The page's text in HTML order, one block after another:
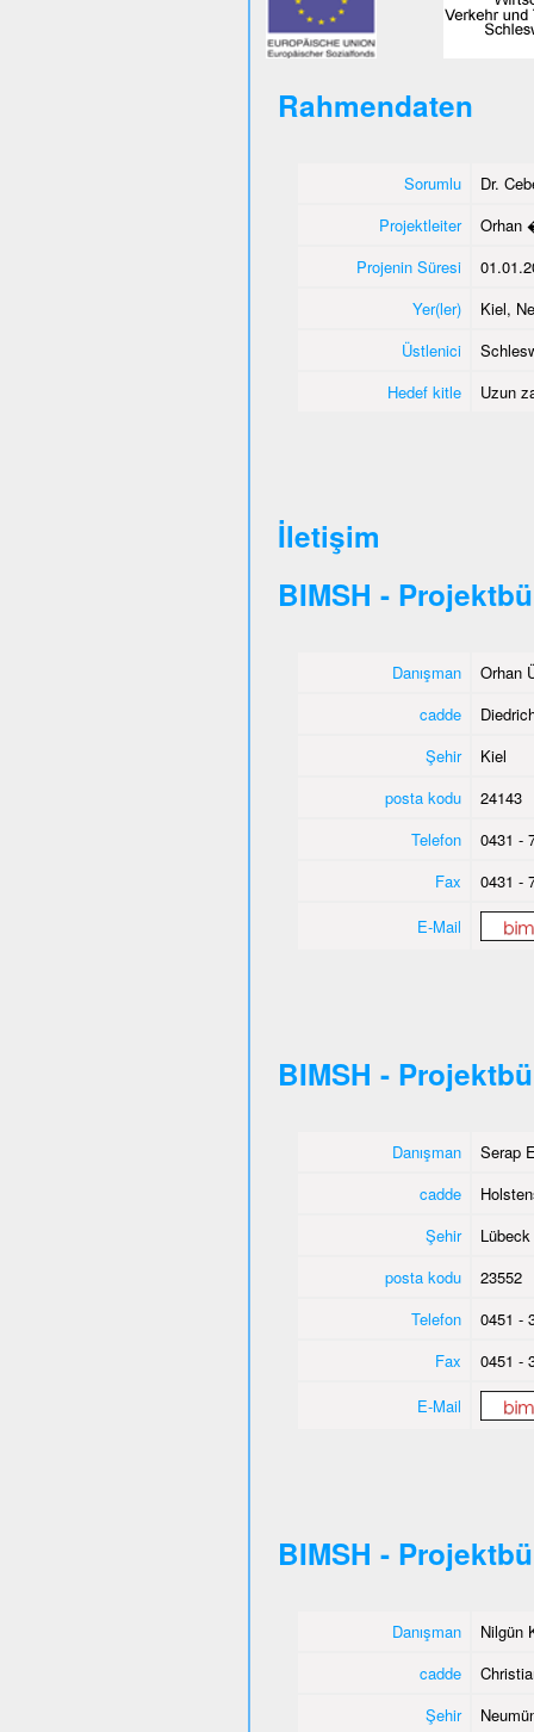
Rahmendaten
Sorumlu
Dr.
Projektleiter
Orhan
Projenin Süresi
Yer(ler)
Kiel,
Üstlenici
Hedef kitle
Uzun
İletişim
BIMSH -
Danışman
Orhan
cadde
Şehir
Kiel
posta kodu
24143
Telefon
0431 -
Fax
0431 -
E-Mail
BIMSH -
Danışman
Serap
cadde
Şehir
Lübeck
posta kodu
23552
Telefon
0451 -
Fax
0451 -
E-Mail
BIMSH -
Danışman
Nilgün
cadde
Şehir